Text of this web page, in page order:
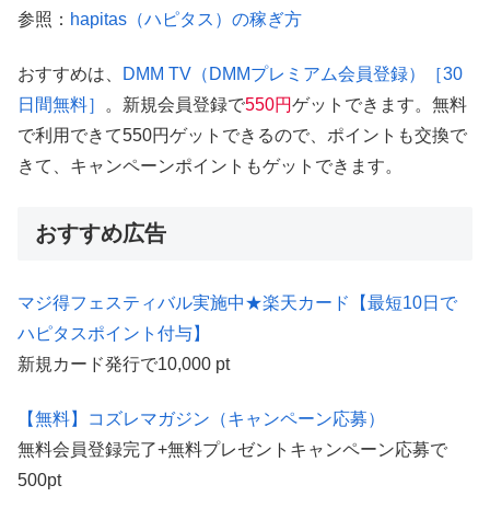
参照： hapitas（ハピタス）の稼ぎ方
おすすめは、
DMM TV（DMMプレミアム会員登録）［30
日間無料］
。新規会員登録で550円ゲットできます。無料
で利用できて550円ゲットできるので、ポイントも交換で
きて、キャンペーンポイントもゲットできます。
おすすめ広告
マジ得フェスティバル実施中★楽天カード【最短10日で
ハピタスポイント付与】
新規カード発行で10,000 pt
【無料】コズレマガジン（キャンペーン応募）
無料会員登録完了+無料プレゼントキャンペーン応募で
500pt